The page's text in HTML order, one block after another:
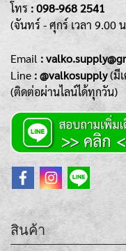
โทร :098-968 2541
(จันทร์ - ศุกร์เวลา 9.00
Email :
Line : @valkosupply(มี
(ติดต่อผ่านไลน์ได้ทุกวัน)
สินค้า